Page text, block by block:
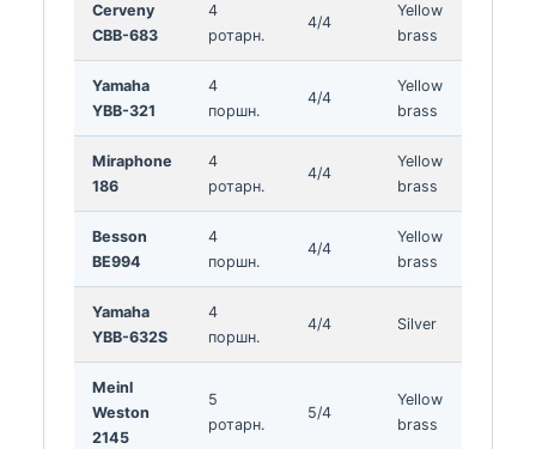
Cerveny
CBB-683
4
ротарн.
4/4
Yellow
brass
Yamaha
YBB-321
4
поршн.
4/4
Yellow
brass
Miraphone
186
4
ротарн.
4/4
Yellow
brass
Besson
BE994
4
поршн.
4/4
Yellow
brass
Yamaha
YBB-632S
4
поршн.
4/4 Silver
Meinl
Weston
2145
5
ротарн.
5/4
Yellow
brass